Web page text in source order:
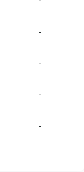
-
-
-
-